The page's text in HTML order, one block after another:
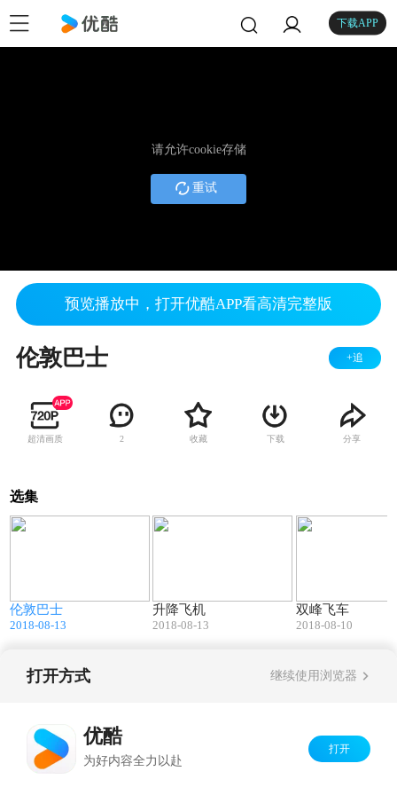
下载APP
请允许cookie存储
重试
预览播放中，打开优酷APP看高清完整版
伦敦巴士 +追
超清画质 2 收藏 下载 分享
选集
伦敦巴士
2018-08-13
升降飞机
2018-08-13
双峰飞车
2018-08-10
打开方式 继续使用浏览器
优酷
为好内容全力以赴
打开